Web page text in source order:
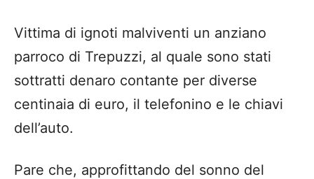
Vittima di ignoti malviventi un anziano
parroco di Trepuzzi, al quale sono stati
sottratti denaro contante per diverse
centinaia di euro, il telefonino e le chiavi
dell’auto.
Pare che, approfittando del sonno del